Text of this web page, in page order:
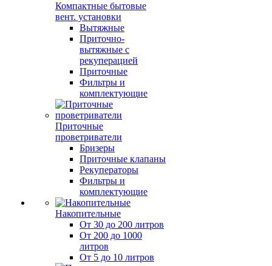
Компактные бытовые
вент. установки
Вытяжные
Приточно-
вытяжные с
рекуперацией
Приточные
Фильтры и
комплектующие
Приточные
проветриватели
Бризеры
Приточные клапаны
Рекуператоры
Фильтры и
комплектующие
Накопительные
От 30 до 200 литров
От 200 до 1000
литров
От 5 до 10 литров